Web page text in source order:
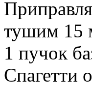
тушим 15
1 пучок
Спагетти